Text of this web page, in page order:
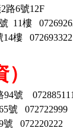
2路6號12F
11樓
樓 072693322
94號
號 072722999
號 072220222